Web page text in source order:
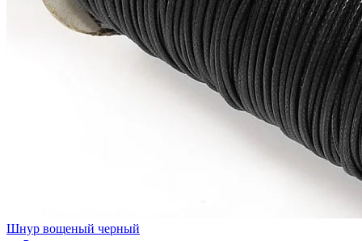
Шнур вощеный черный